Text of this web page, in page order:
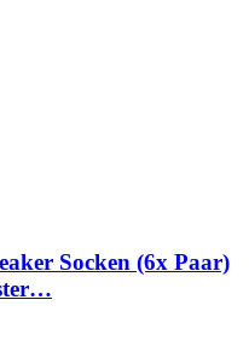
Socken (6x Paar)